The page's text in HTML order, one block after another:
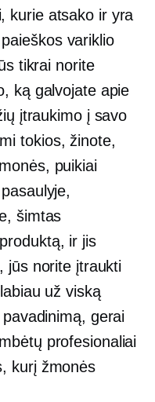
kurie atsako ir yra
variklio
tikrai norite
ką galvojate apie
įtraukimo į savo
tokios, žinote,
puikiai
šimtas
ir jis
jūs norite įtraukti
už viską
gerai
profesionaliai
kurį žmonės